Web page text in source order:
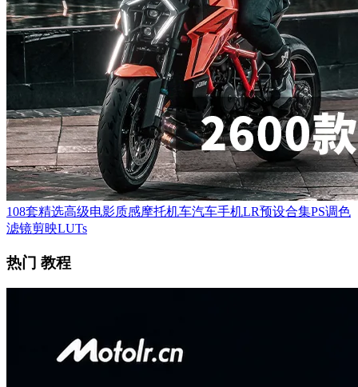
108套精选高级电影质感摩托机车汽车手机LR预设合集PS调色
滤镜剪映LUTs
热门 教程